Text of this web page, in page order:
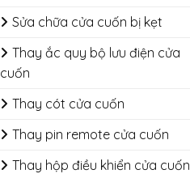
Sửa chữa cửa cuốn bị kẹt
Thay ắc quy bộ lưu điện cửa
cuốn
Thay cót cửa cuốn
Thay pin remote cửa cuốn
Thay hộp điều khiển cửa cuốn